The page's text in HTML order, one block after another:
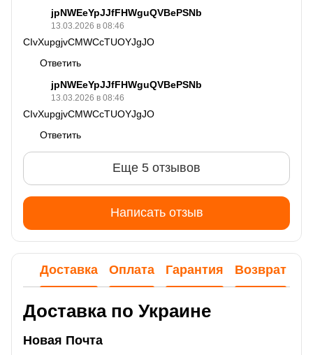
jpNWEeYpJJfFHWguQVBePSNb
13.03.2026 в 08:46
CIvXupgjvCMWCcTUOYJgJO
Ответить
jpNWEeYpJJfFHWguQVBePSNb
13.03.2026 в 08:46
CIvXupgjvCMWCcTUOYJgJO
Ответить
Еще 5 отзывов
Написать отзыв
Доставка Оплата Гарантия Возврат
Доставка по Украине
Новая Почта